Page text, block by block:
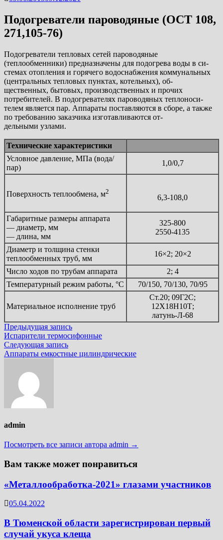
Подогреватели пароводяные (ОСТ 108,
271,105-76)
Подогреватели тепловых сетей пароводяные
(теплообменники) предназначены для подогрева воды в си-
стемах отопления и горячего водоснабжения коммунальных
(центральных тепловых пунктах, котельных), об-
щественных, бытовых, производственных и прочих
потребителей. В подогревателях пароводяных теплоноси-
телем является пар. Аппараты поставляются в сборе, а также
по требованию заказчика изготавливаются от-
дельными узлами.
Технические характеристики
Условное давление, МПа (вода/
пар)
1,0/0,7
Поверхность теплообмена, м2
6,3-108,0
Габаритные размеры аппарата
— диаметр, мм
— длина, мм
325-800
2550-4135
Диаметр и толщина стенки
теплообменных труб, мм
16×2; 20×2
Число ходов по трубам аппарата
2; 4
Температурный режим работы, °С
70/150, 70/130, 70/95
Материальное исполнение труб
Ст.20; 09Г2С;
12Х18Н10Т;
латунь-Л-68
Навигация
по
записям
Предыдущая записьПредыдущая
запись:
Испарители термосифонные
Следующая записьСледующая
запись:
Аппараты емкостные цилиндрические
admin
Посмотреть все записи автора admin →
Вам также может понравиться
«Металлообработка-2021» глазами участников
05.04.2022
В Тюменской области зарегистрирован первый
случай укуса клеща